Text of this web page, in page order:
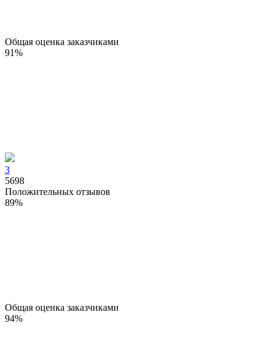
Общая оценка заказчиками
91%
3
5698
Положительных отзывов
89%
Общая оценка заказчиками
94%